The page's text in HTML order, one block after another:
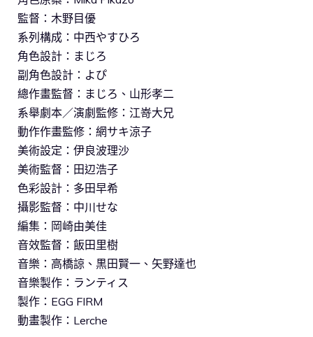
監督：木野目優
系列構成：中西やすひろ
角色設計：まじろ
副角色設計：よぴ
總作畫監督：まじろ、山形孝二
系舉劇本／演劇監修：江嵜大兄
動作作畫監修：網サキ涼子
美術設定：伊良波理沙
美術監督：田辺浩子
色彩設計：多田早希
攝影監督：中川せな
編集：岡崎由美佳
音效監督：飯田里樹
音樂：高橋諒、黒田賢一、矢野達也
音樂製作：ランティス
製作：EGG FIRM
動畫製作：Lerche